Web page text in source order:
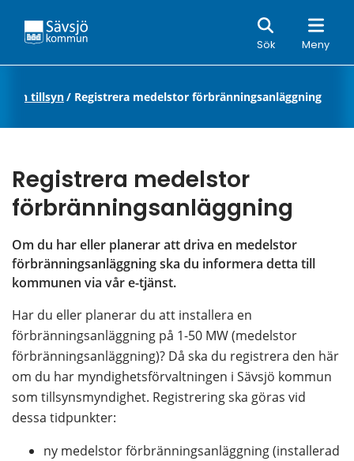
Sök Meny
Sök
och tillsyn/ Registrera medelstor förbränningsanläggning
Registrera medelstor
förbränningsanläggning
Om du har eller planerar att driva en medelstor
förbränningsanläggning ska du informera detta till
kommunen via vår e-tjänst.
Har du eller planerar du att installera en
förbränningsanläggning på 1-50 MW (medelstor
förbränningsanläggning)? Då ska du registrera den här
om du har myndighetsförvaltningen i Sävsjö kommun
som tillsynsmyndighet. Registrering ska göras vid
dessa tidpunkter:
ny medelstor förbränningsanläggning (installerad